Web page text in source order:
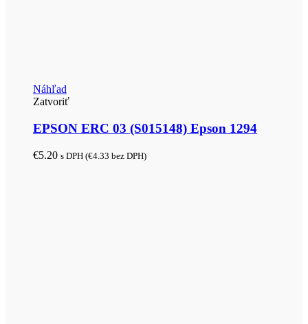
Náhľad
Zatvoriť
EPSON ERC 03 (S015148) Epson 1294
€5.20 s DPH (€4.33 bez DPH)